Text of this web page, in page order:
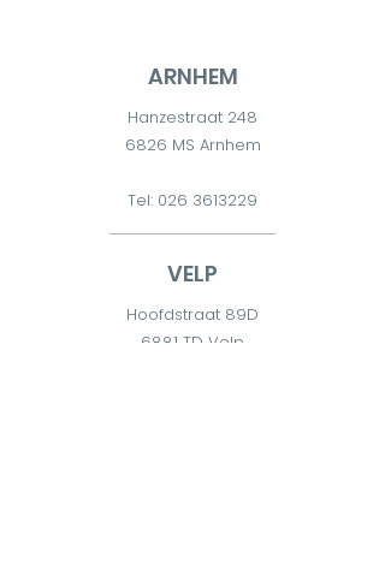
ARNHEM
Hanzestraat 248
6826 MS Arnhem
Tel: 026 3613229
VELP
Hoofdstraat 89D
6881 TD Velp